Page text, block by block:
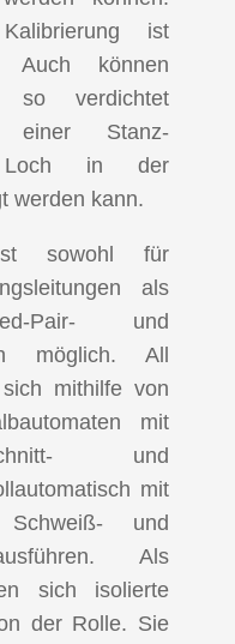
ist
Auch können
so verdichtet
Stanz-
Loch in der
werden kann.
sowohl für
als
Pair- und
möglich. All
mithilfe von
mit
und
mit
Schweiß- und
Als
sich isolierte
der Rolle. Sie